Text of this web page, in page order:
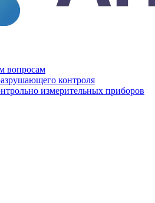
вопросам